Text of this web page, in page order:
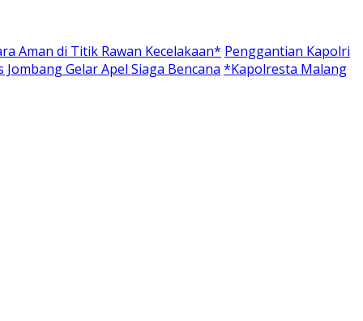
Aman di Titik Rawan Kecelakaan* Penggantian Kapolri
Gelar Apel Siaga Bencana *Kapolresta Malang